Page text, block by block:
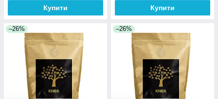
Купити Купити
–26% –26%